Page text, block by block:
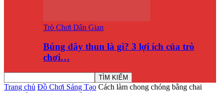
Trò Chơi Dân Gian
Búng dây thun là gì? 3 lợi ích của trò
chơi…
Trang chủ Đồ Chơi Sáng Tạo Cách làm chong chóng bằng chai